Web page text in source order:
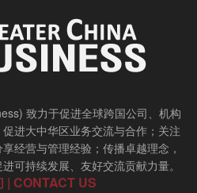
致力于促进全球跨国公司、机构
进大中华区业务交流与合作；关注
经营与管理经验；传播卓越理念，
可持续发展、友好交流贡献力量。
| CONTACT US